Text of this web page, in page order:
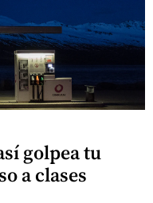
golpea tu
a clases